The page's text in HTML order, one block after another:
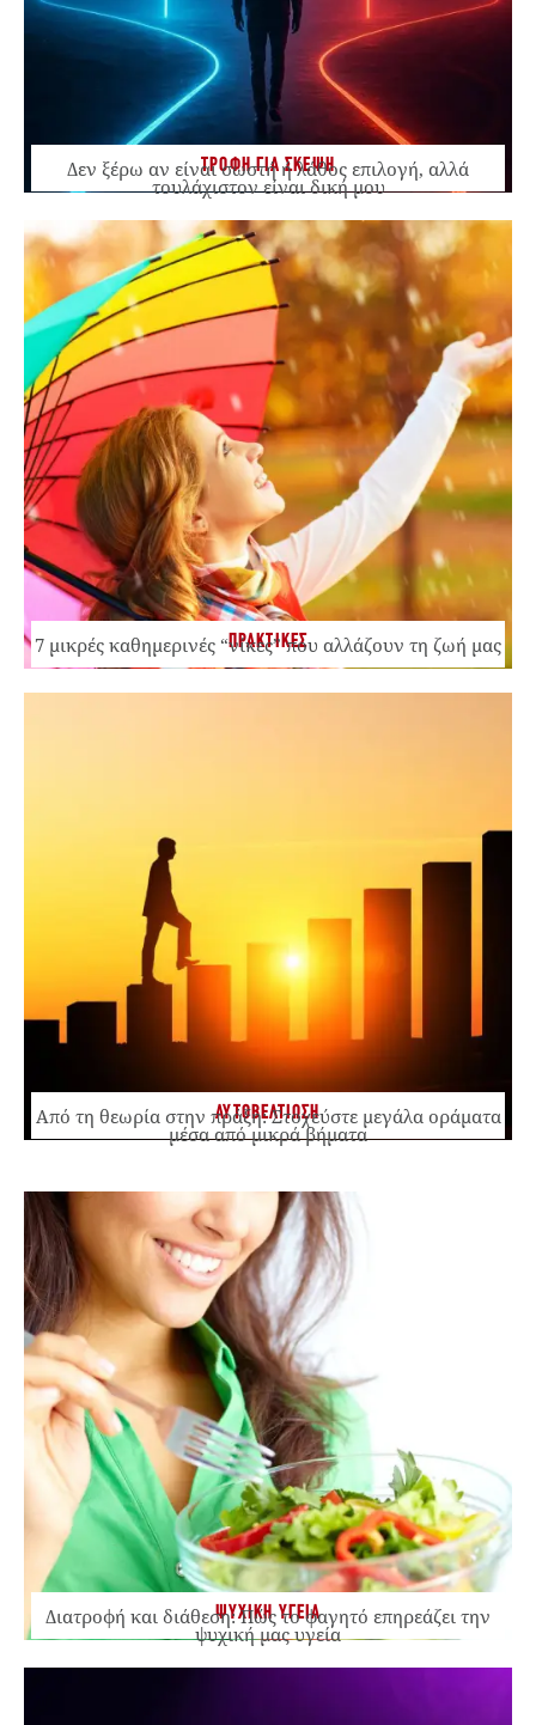
ΤΡΟΦΗ ΓΙΑ ΣΚΕΨΗ
Δεν ξέρω αν είναι σωστή ή λάθος επιλογή, αλλά
τουλάχιστον είναι δική μου
ΠΡΑΚΤΙΚΕΣ
7 μικρές καθημερινές “νίκες” που αλλάζουν τη ζωή μας
ΑΥΤΟΒΕΛΤΙΩΣΗ
Από τη θεωρία στην πράξη: Στοχεύστε μεγάλα οράματα
μέσα από μικρά βήματα
ΨΥΧΙΚΗ ΥΓΕΙΑ
Διατροφή και διάθεση: Πώς το φαγητό επηρεάζει την
ψυχική μας υγεία